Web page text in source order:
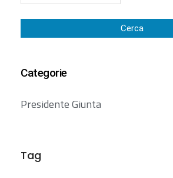
Cerca
Categorie
Presidente Giunta
Tag